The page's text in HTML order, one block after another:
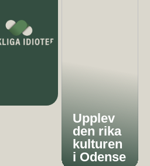
Upplev
den rika
kulturen
i Odense